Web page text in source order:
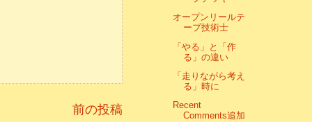
前の投稿
オープンリールテ
ープ技術士
「やる」と「作
る」の違い
「走りながら考え
る」時に
Recent
Comments追加